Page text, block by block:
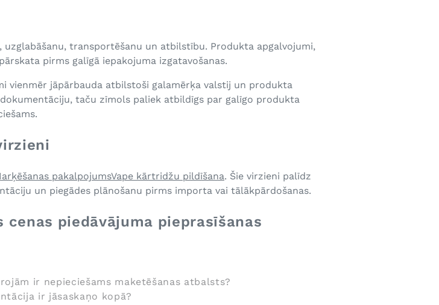
transportēšanu un atbilstību. Produkta apgalvojumi,
pirms galīgā iepakojuma izgatavošanas.
vienmēr jāpārbauda atbilstoši galamērķa valstij un produkta
taču zīmols paliek atbildīgs par galīgo produkta
pakalpojumsVape kārtridžu pildīšana. Šie virzieni palīdz
un piegādes plānošanu pirms importa vai tālākpārdošanas.
piedāvājuma pieprasīšanas
ir nepieciešams maketēšanas atbalsts?
ir jāsaskaņo kopā?